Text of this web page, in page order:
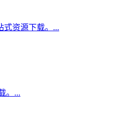
式资源下载。...
。...